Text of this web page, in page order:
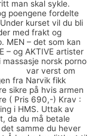
man skal sykle.
poengene fordelte
kurset vil du bli
med frakt og
MEN – det som kan
– og AKTIVE artister
norsk porno
var verst om
fra Narvik fikk
sikre på hvis armen
( Pris 690,-) Krav :
i HMS. Uttak av
da du må betale
samme du hever